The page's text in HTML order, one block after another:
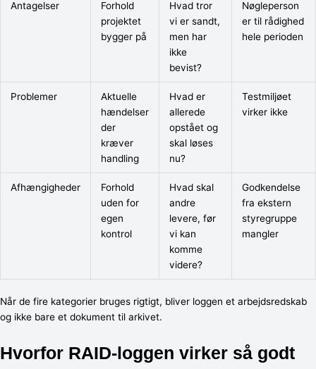
Antagelser
Forhold
projektet
bygger på
Hvad tror
vi er sandt,
men har
ikke
bevist?
Nøgleperson
er til rådighed
hele perioden
Problemer
Aktuelle
hændelser
der
kræver
handling
Hvad er
allerede
opstået og
skal løses
nu?
Testmiljøet
virker ikke
Afhængigheder
Forhold
uden for
egen
kontrol
Hvad skal
andre
levere, før
vi kan
komme
videre?
Godkendelse
fra ekstern
styregruppe
mangler
Når de fire kategorier bruges rigtigt, bliver loggen et arbejdsredskab
og ikke bare et dokument til arkivet.
Hvorfor RAID-loggen virker så godt